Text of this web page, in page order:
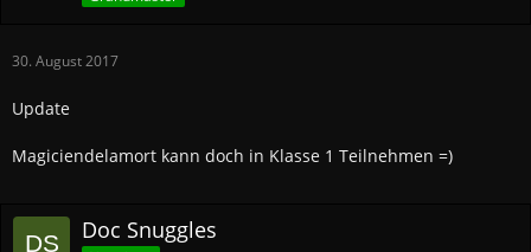
30. August 2017
Update
Magiciendelamort kann doch in Klasse 1 Teilnehmen =)
Doc Snuggles